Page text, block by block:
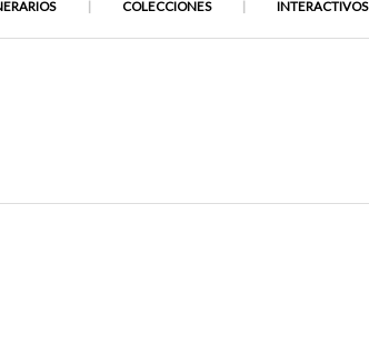
COLECCIONES INTERACTIVOS